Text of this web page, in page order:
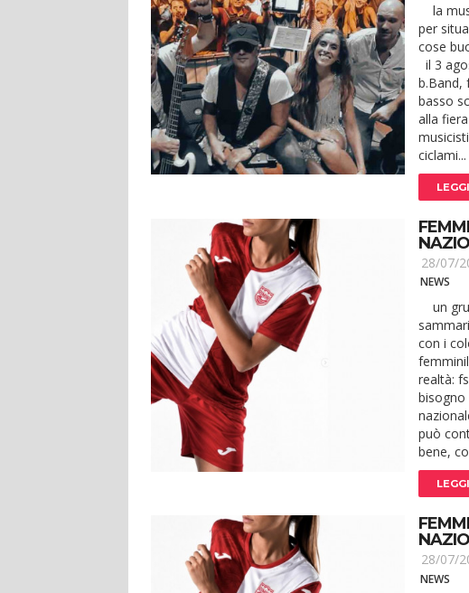
la
per
cose
il 3
b.Band,
basso
alla
ciclami...
28/07/
NEWS
un
con i
realtà:
bisogno
può
bene,
28/07/
NEWS